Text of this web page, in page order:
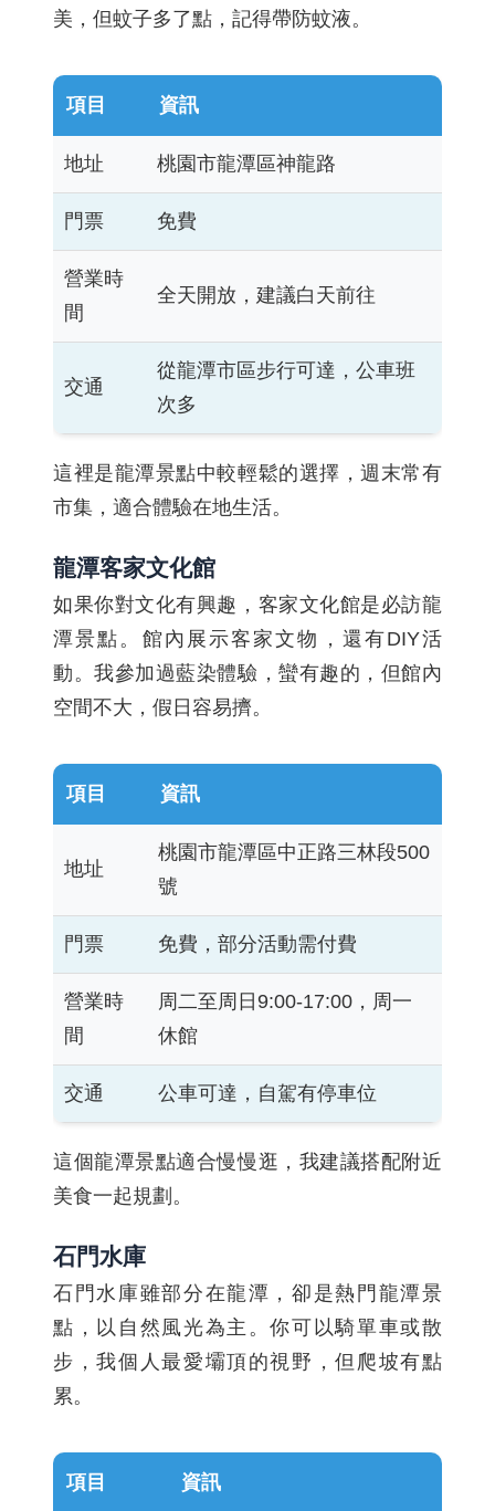
美，但蚊子多了點，記得帶防蚊液。
項目 資訊
地址 桃園市龍潭區神龍路
門票 免費
營業時
間
全天開放，建議白天前往
交通
從龍潭市區步行可達，公車班
次多
這裡是龍潭景點中較輕鬆的選擇，週末常有
市集，適合體驗在地生活。
龍潭客家文化館
如果你對文化有興趣，客家文化館是必訪龍
潭景點。館內展示客家文物，還有DIY活
動。我參加過藍染體驗，蠻有趣的，但館內
空間不大，假日容易擠。
項目 資訊
地址
桃園市龍潭區中正路三林段500
號
門票 免費，部分活動需付費
營業時
間
周二至周日9:00-17:00，周一
休館
交通 公車可達，自駕有停車位
這個龍潭景點適合慢慢逛，我建議搭配附近
美食一起規劃。
石門水庫
石門水庫雖部分在龍潭，卻是熱門龍潭景
點，以自然風光為主。你可以騎單車或散
步，我個人最愛壩頂的視野，但爬坡有點
累。
項目 資訊